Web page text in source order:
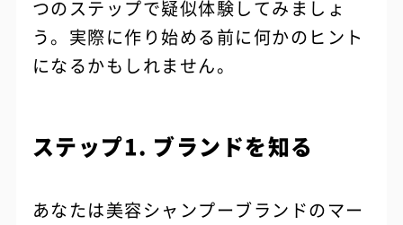
つのステップで疑似体験してみましょ
う。実際に作り始める前に何かのヒント
になるかもしれません。
ステップ1. ブランドを知る
あなたは美容シャンプーブランドのマー